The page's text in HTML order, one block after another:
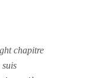
chapitre